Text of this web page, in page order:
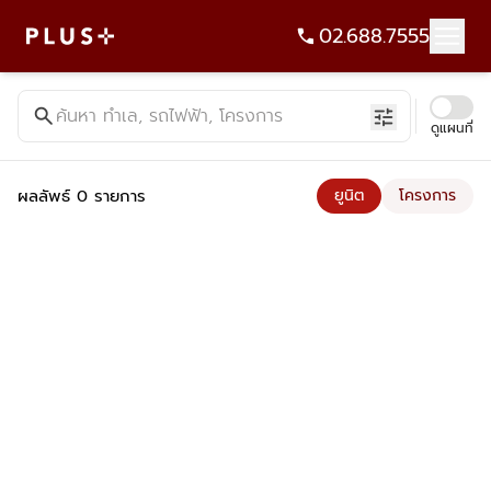
02.688.7555
ค้นหาคอนโด บ้าน ที่ดิน อาคารสำนักงาน ทั้งขายและเช่า - Plus
searchค้นหา ทำเล, รถไฟฟ้า, โครงการ tune ดูแผนที่
ผลลัพธ์ 0 รายการ ยูนิต โครงการ